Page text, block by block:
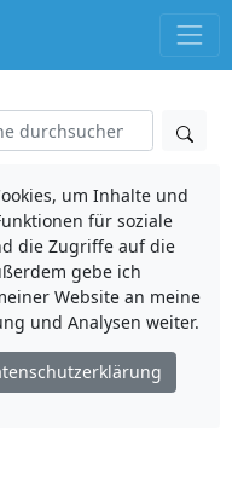
um Inhalte und
für soziale
die Zugriffe auf die
gebe ich
Website an meine
und Analysen weiter.